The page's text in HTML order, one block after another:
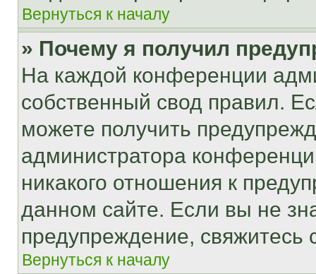
Вернуться к началу
» Почему я получил
На каждой конференции
собственный свод правил.
можете получить
администратора
никакого отношения к
данном сайте. Если вы не
предупреждение,
Вернуться к началу